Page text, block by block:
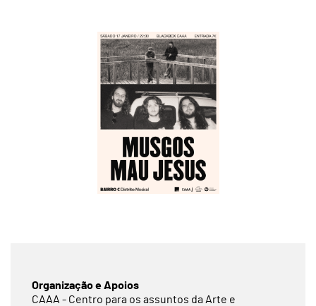
Organização e Apoios
CAAA - Centro para os assuntos da Arte e